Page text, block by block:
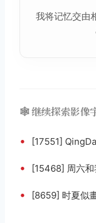
我将记忆交由
🕸️ 继续探索影像
• [17551]
• [15468] 周六
• [8659] 时夏似畫